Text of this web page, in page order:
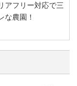
アフリー対応で三
な農園！